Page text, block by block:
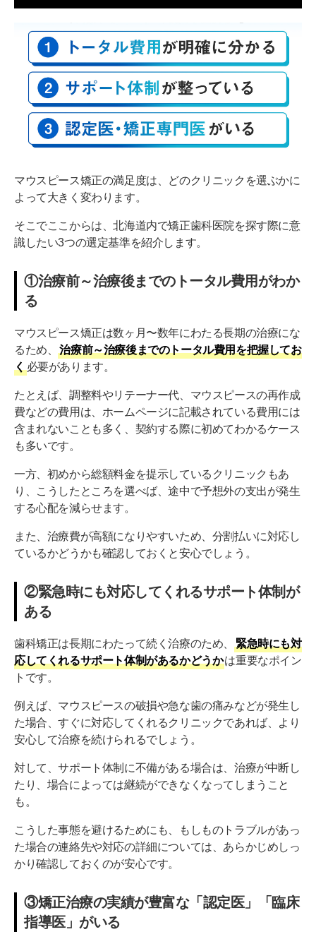
【PR】札幌にOh my teeth新ストアがオープン！
店舗情報
マウスピース矯正ができる北海道のおすすめクリニ
ック10医院
【札幌市】さいとう矯正歯科 宮の沢院
【札幌市】札幌キュア矯正歯科
【札幌市】札幌駅前矯正歯科
【旭川市】武蔵デンタルクリニック
【釧路市】オーク歯科クリニック
【江別市】医療法人社団真俊会 アップル歯科
北海道で「続けられる」マウスピース矯正クリニッ
クを選ぼう
マウスピース矯正の満足度は、どのクリニックを選ぶかに
よって大きく変わります。
そこでここからは、北海道内で矯正歯科医院を探す際に意
識したい3つの選定基準を紹介します。
①治療前～治療後までのトータル費用がわか
る
マウスピース矯正は数ヶ月〜数年にわたる長期の治療にな
るため、
治療前～治療後までのトータル費用を把握してお
く 必要があります。
たとえば、調整料やリテーナー代、マウスピースの再作成
費などの費用は、ホームページに記載されている費用には
含まれないことも多く、契約する際に初めてわかるケース
も多いです。
一方、初めから総額料金を提示しているクリニックもあ
り、こうしたところを選べば、途中で予想外の支出が発生
する心配を減らせます。
また、治療費が高額になりやすいため、分割払いに対応し
ているかどうかも確認しておくと安心でしょう。
②緊急時にも対応してくれるサポート体制が
ある
歯科矯正は長期にわたって続く治療のため、
緊急時にも対
応してくれるサポート体制があるかどうかは重要なポイン
トです。
例えば、マウスピースの破損や急な歯の痛みなどが発生し
た場合、すぐに対応してくれるクリニックであれば、より
安心して治療を続けられるでしょう。
対して、サポート体制に不備がある場合は、治療が中断し
たり、場合によっては継続ができなくなってしまうこと
も。
こうした事態を避けるためにも、もしものトラブルがあっ
た場合の連絡先や対応の詳細については、あらかじめしっ
かり確認しておくのが安心です。
③矯正治療の実績が豊富な「認定医」「臨床
指導医」がいる